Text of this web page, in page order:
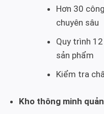
Hơn 30
chuyên sâu
Quy trình
sản phẩm
Kiểm tra
Kho thông minh